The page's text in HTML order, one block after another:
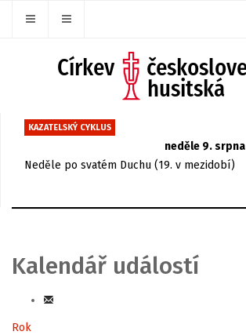
KAZATELSKÝ CYKLUS
neděle 9. srpna
Neděle po svatém Duchu (19. v mezidobí)
Kalendář událostí
Rok